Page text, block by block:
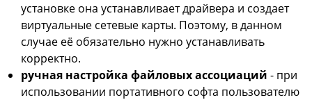
установке она устанавливает драйвера и создает
виртуальные сетевые карты. Поэтому, в данном
случае её обязательно нужно устанавливать
корректно.
ручная настройка файловых ассоциаций - при
использовании портативного софта пользователю